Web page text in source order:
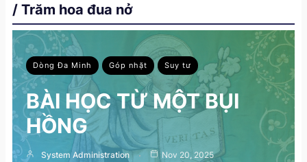
/ Trăm hoa đua nở
Dòng Đa Minh Góp nhặt Suy tư
BÀI HỌC TỪ MỘT BỤI
HỒNG
System Administration
Nov 20, 2025